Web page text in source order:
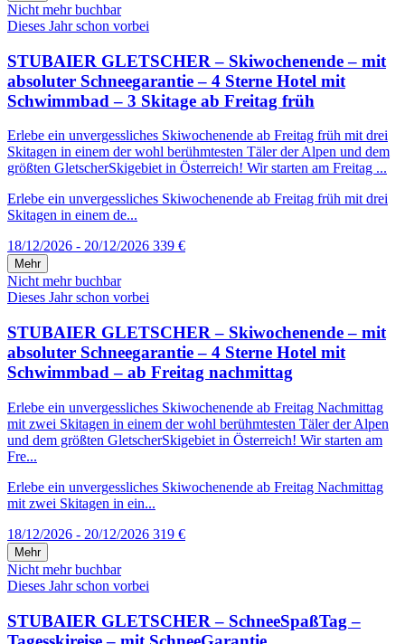
Nicht mehr buchbar
Dieses Jahr schon vorbei
STUBAIER GLETSCHER – Skiwochenende – mit
absoluter Schneegarantie – 4 Sterne Hotel mit
Schwimmbad – 3 Skitage ab Freitag früh
Erlebe ein unvergessliches Skiwochenende ab Freitag früh mit drei
Skitagen in einem der wohl berühmtesten Täler der Alpen und dem
größten GletscherSkigebiet in Österreich! Wir starten am Freitag ...
Erlebe ein unvergessliches Skiwochenende ab Freitag früh mit drei
Skitagen in einem de...
18/12/2026 - 20/12/2026 339 €
Mehr
Nicht mehr buchbar
Dieses Jahr schon vorbei
STUBAIER GLETSCHER – Skiwochenende – mit
absoluter Schneegarantie – 4 Sterne Hotel mit
Schwimmbad – ab Freitag nachmittag
Erlebe ein unvergessliches Skiwochenende ab Freitag Nachmittag
mit zwei Skitagen in einem der wohl berühmtesten Täler der Alpen
und dem größten GletscherSkigebiet in Österreich! Wir starten am
Fre...
Erlebe ein unvergessliches Skiwochenende ab Freitag Nachmittag
mit zwei Skitagen in ein...
18/12/2026 - 20/12/2026 319 €
Mehr
Nicht mehr buchbar
Dieses Jahr schon vorbei
STUBAIER GLETSCHER – SchneeSpaßTag –